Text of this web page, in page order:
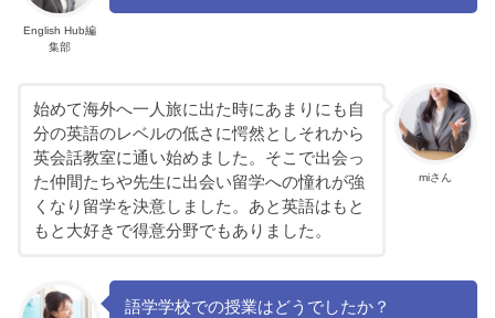
English Hub編
集部
miさん
始めて海外へ一人旅に出た時にあまりにも自
分の英語のレベルの低さに愕然としそれから
英会話教室に通い始めました。そこで出会っ
た仲間たちや先生に出会い留学への憧れが強
くなり留学を決意しました。あと英語はもと
もと大好きで得意分野でもありました。
語学学校での授業はどうでしたか？